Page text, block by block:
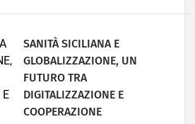
SANITÀ SICILIANA E
GLOBALIZZAZIONE, UN
FUTURO TRA
DIGITALIZZAZIONE E
COOPERAZIONE